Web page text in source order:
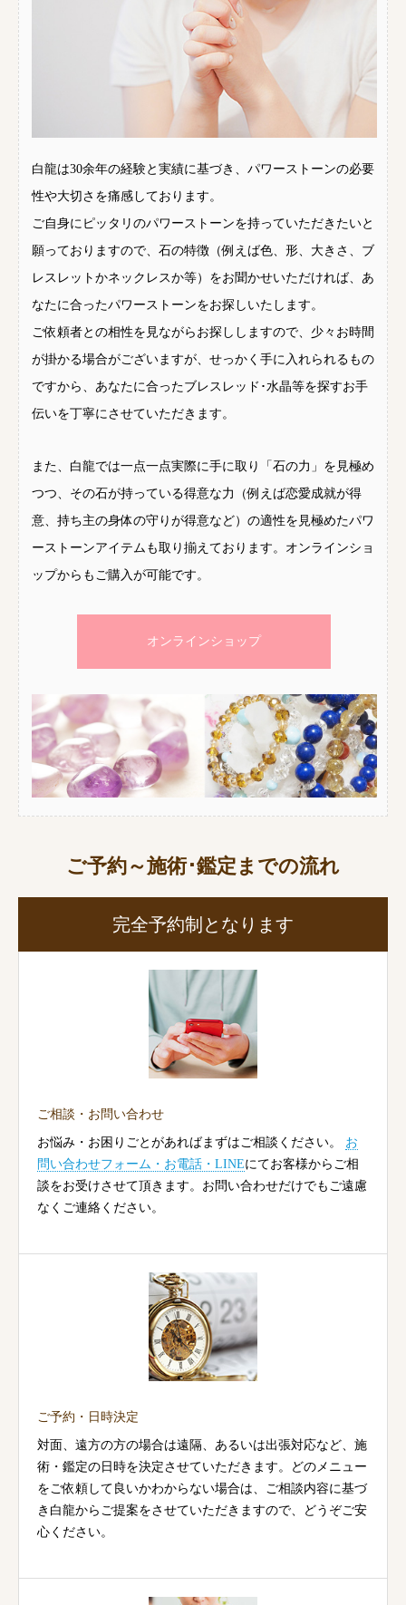
白龍は30余年の経験と実績に基づき、パワーストーンの必要
性や大切さを痛感しております。
ご自身にピッタリのパワーストーンを持っていただきたいと
願っておりますので、石の特徴（例えば色、形、大きさ、ブ
レスレットかネックレスか等）をお聞かせいただければ、あ
なたに合ったパワーストーンをお探しいたします。
ご依頼者との相性を見ながらお探ししますので、少々お時間
が掛かる場合がございますが、せっかく手に入れられるもの
ですから、あなたに合ったブレスレッド･水晶等を探すお手
伝いを丁寧にさせていただきます。
また、白龍では一点一点実際に手に取り「石の力」を見極め
つつ、その石が持っている得意な力（例えば恋愛成就が得
意、持ち主の身体の守りが得意など）の適性を見極めたパワ
ーストーンアイテムも取り揃えております。オンラインショ
ップからもご購入が可能です。
オンラインショップ
ご予約～施術･鑑定までの流れ
完全予約制となります
ご相談・お問い合わせ
お悩み・お困りごとがあればまずはご相談ください。 お
問い合わせフォーム・お電話・LINEにてお客様からご相
談をお受けさせて頂きます。お問い合わせだけでもご遠慮
なくご連絡ください。
ご予約・日時決定
対面、遠方の方の場合は遠隔、あるいは出張対応など、施
術・鑑定の日時を決定させていただきます。どのメニュー
をご依頼して良いかわからない場合は、ご相談内容に基づ
き白龍からご提案をさせていただきますので、どうぞご安
心ください。